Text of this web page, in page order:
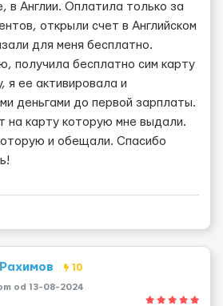
в Англии. Оплатила только за
открыли счет в Английском
для меня бесплатно.
получила бесплатно сим карту
я ее активировала и
деньгами до первой зарплаты.
на карту которую мне выдали.
и обещали. Спасибо
10
od 13-08-2024